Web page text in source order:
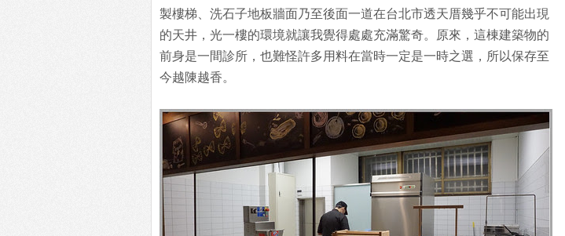
製樓梯、洗石子地板牆面乃至後面一道在台北市透天厝幾乎不可能出現
的天井，光一樓的環境就讓我覺得處處充滿驚奇。原來，這棟建築物的
前身是一間診所，也難怪許多用料在當時一定是一時之選，所以保存至
今越陳越香。